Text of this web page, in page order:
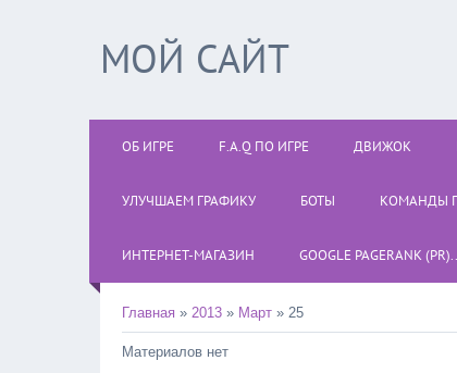
МОЙ САЙТ
ОБ ИГРЕ F.A.Q ПО ИГРЕ ДВИЖОК
УЛУЧШАЕМ ГРАФИКУ БОТЫ КОМАНДЫ
ИНТЕРНЕТ-МАГАЗИН GOOGLE PAGERANK
Главная » 2013 » Март » 25
Материалов нет